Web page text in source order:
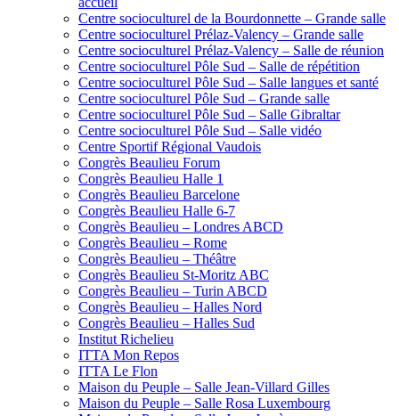
Centre socioculturel de la Bourdonnette – Grande salle
Centre socioculturel Prélaz-Valency – Grande salle
Centre socioculturel Prélaz-Valency – Salle de réunion
Centre socioculturel Pôle Sud – Salle de répétition
Centre socioculturel Pôle Sud – Salle langues et santé
Centre socioculturel Pôle Sud – Grande salle
Centre socioculturel Pôle Sud – Salle Gibraltar
Centre socioculturel Pôle Sud – Salle vidéo
Centre Sportif Régional Vaudois
Congrès Beaulieu Forum
Congrès Beaulieu Halle 1
Congrès Beaulieu Barcelone
Congrès Beaulieu Halle 6-7
Congrès Beaulieu – Londres ABCD
Congrès Beaulieu – Rome
Congrès Beaulieu – Théâtre
Congrès Beaulieu St-Moritz ABC
Congrès Beaulieu – Turin ABCD
Congrès Beaulieu – Halles Nord
Congrès Beaulieu – Halles Sud
Institut Richelieu
ITTA Mon Repos
ITTA Le Flon
Maison du Peuple – Salle Jean-Villard Gilles
Maison du Peuple – Salle Rosa Luxembourg